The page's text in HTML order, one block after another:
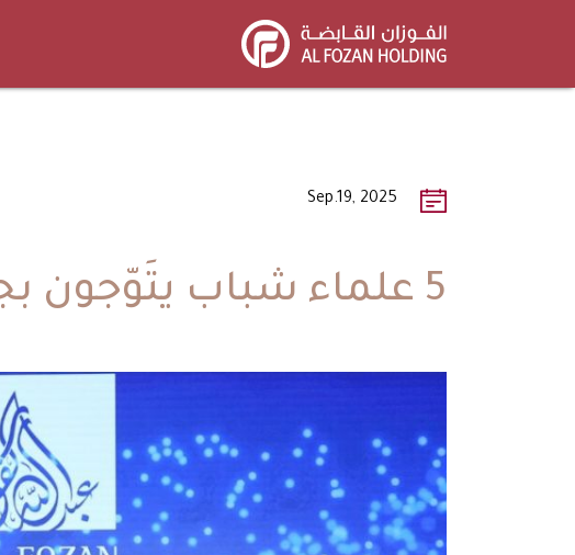
Sep.19, 2025
5 علماء شباب يتَوّجون بجائزة اليونسكو الفوزان الدولية